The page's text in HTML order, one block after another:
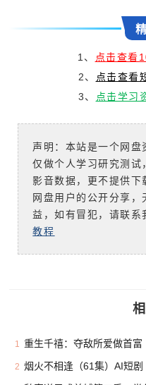
1、 点击查看
2、 点击查看
3、 点击学习
声明：本站是一个网盘
仅做个人学习研究测试
影音数据，更不提供下
网盘用户的公开分享，
益，如有冒犯，请联系
教程
1 重生千禧：夺敌所爱做首
2 烟火不相逢（61集）AI短剧